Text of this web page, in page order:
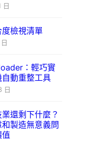
日
檢視清單
：輕巧實
動重整工具
日
還剩下什麼？
製造無意義問